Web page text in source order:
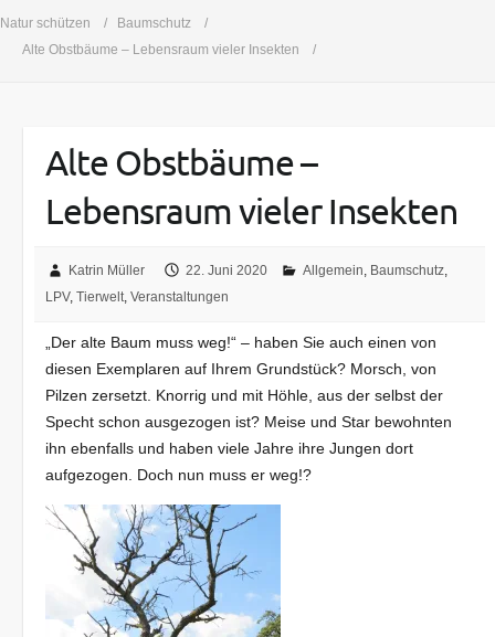
Natur schützen
Baumschutz
Alte Obstbäume – Lebensraum vieler Insekten
Alte Obstbäume –
Lebensraum vieler Insekten
Katrin Müller 22. Juni 2020 Allgemein, Baumschutz,
LPV,Tierwelt,Veranstaltungen
„Der alte Baum muss weg!“ – haben Sie auch einen von
diesen Exemplaren auf Ihrem Grundstück? Morsch, von
Pilzen zersetzt. Knorrig und mit Höhle, aus der selbst der
Specht schon ausgezogen ist? Meise und Star bewohnten
ihn ebenfalls und haben viele Jahre ihre Jungen dort
aufgezogen. Doch nun muss er weg!?